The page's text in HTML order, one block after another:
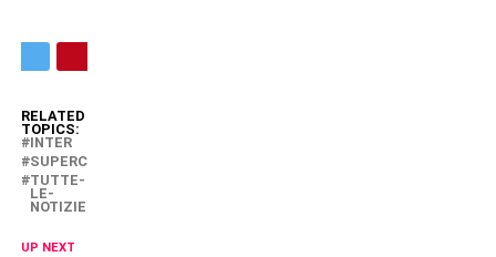
RELATED
TOPICS:
INTER
SUPERCOPPA
TUTTE-
LE-
NOTIZIE
UP NEXT